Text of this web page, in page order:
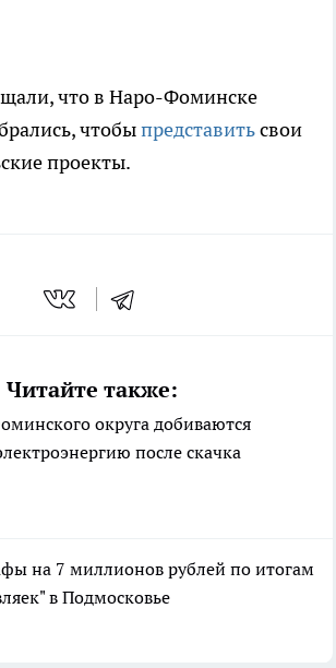
что в Наро-Фоминске
чтобыпредставитьсвои
проекты.
Читайте также:
округа добиваются
после скачка
на 7 миллионов рублей по итогам
в Подмосковье